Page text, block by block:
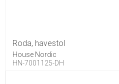
Roda, havestol
House Nordic
HN-7001125-DH